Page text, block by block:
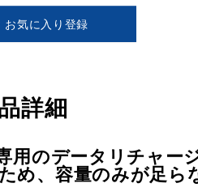
お気に入り登録
詳細
のデータリチャー
、容量のみが足ら